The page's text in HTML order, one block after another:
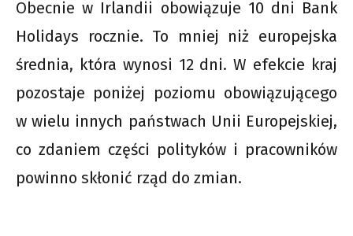
Obecnie w Irlandii obowiązuje 10 dni Bank
Holidays rocznie. To mniej niż europejska
średnia, która wynosi 12 dni. W efekcie kraj
pozostaje poniżej poziomu obowiązującego
w wielu innych państwach Unii Europejskiej,
co zdaniem części polityków i pracowników
powinno skłonić rząd do zmian.